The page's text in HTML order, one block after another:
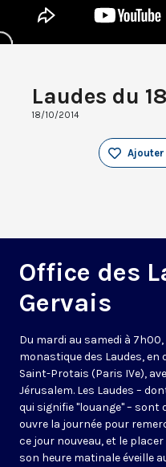
Laudes du
18/10/2014
Office des
Gervais
Du mardi au samedi à
monastique des Laudes, en
Saint-Protais (Paris IVe),
Jérusalem. Les Laudes –
qui signifie "louange" – sont
ouvre la journée pour
ce jour nouveau, et le
son heure matinale éveille